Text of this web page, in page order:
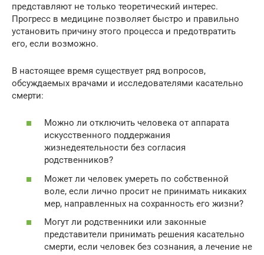
представляют не только теоретический интерес.
Прогресс в медицине позволяет быстро и правильно
установить причину этого процесса и предотвратить
его, если возможно.
В настоящее время существует ряд вопросов,
обсуждаемых врачами и исследователями касательно
смерти:
Можно ли отключить человека от аппарата
искусственного поддержания
жизнедеятельности без согласия
родственников?
Может ли человек умереть по собственной
воле, если лично просит не принимать никаких
мер, направленных на сохранность его жизни?
Могут ли родственники или законные
представители принимать решения касательно
смерти, если человек без сознания, а лечение не